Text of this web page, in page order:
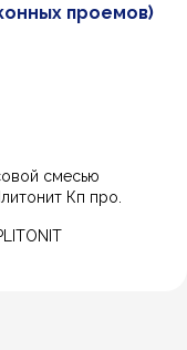
проемов)
смесью
Кп про.